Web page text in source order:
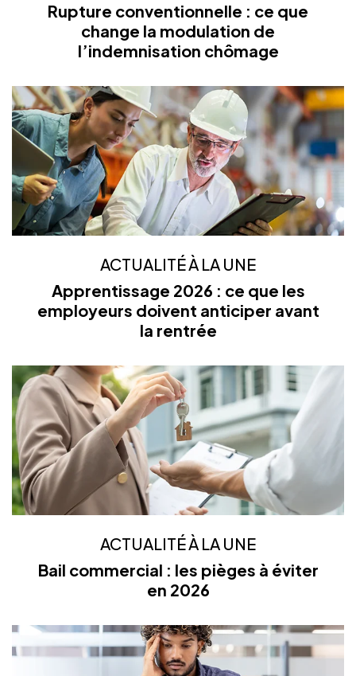
Rupture conventionnelle : ce que
change la modulation de
l’indemnisation chômage
ACTUALITÉ À LA UNE
Apprentissage 2026 : ce que les
employeurs doivent anticiper avant
la rentrée
ACTUALITÉ À LA UNE
Bail commercial : les pièges à éviter
en 2026